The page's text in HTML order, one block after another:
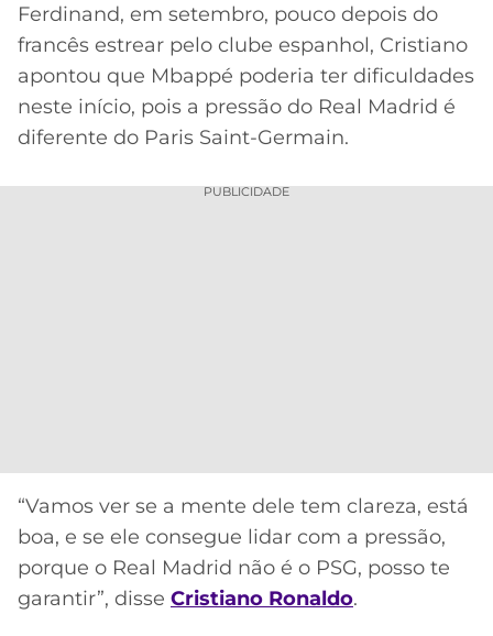
Ferdinand, em setembro, pouco depois do
francês estrear pelo clube espanhol, Cristiano
apontou que Mbappé poderia ter dificuldades
neste início, pois a pressão do Real Madrid é
diferente do Paris Saint-Germain.
PUBLICIDADE
“Vamos ver se a mente dele tem clareza, está
boa, e se ele consegue lidar com a pressão,
porque o Real Madrid não é o PSG, posso te
garantir”, disse Cristiano Ronaldo.